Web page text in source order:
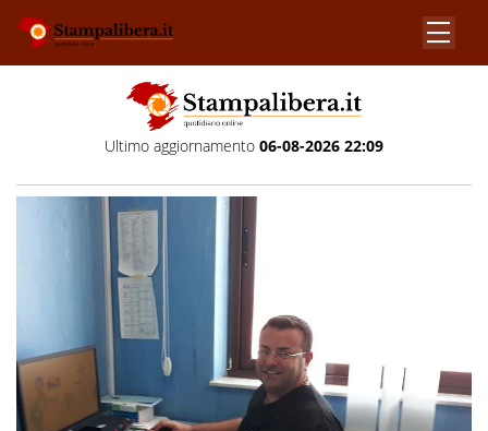
Ultimo aggiornamento 06-08-2026 22:09